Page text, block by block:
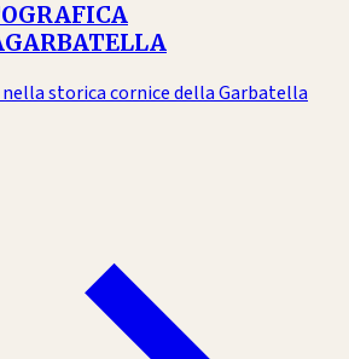
storica cornice della Garbatella